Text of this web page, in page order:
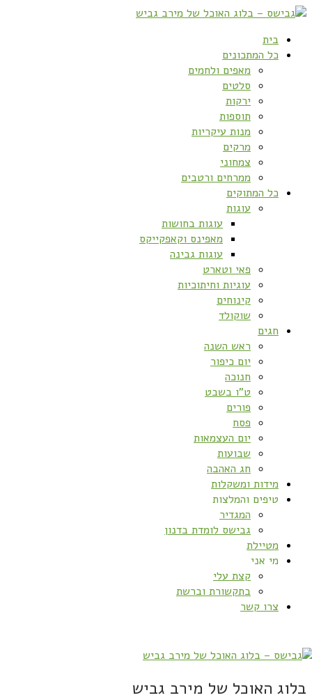
בית
כל המתכונים
מאפים ולחמים
סלטים
ירקות
תוספות
מנות עיקריות
מרקים
צמחוני
ממרחים ורטבים
כל המתוקים
עוגות
עוגות בחושות
מאפינס וקאפקייקס
עוגות גבינה
פאי וטארט
עוגיות וחיתוכיות
קינוחים
שוקולד
חגים
ראש השנה
יום כיפור
חנוכה
ט”ו בשבט
פורים
פסח
יום העצמאות
שבועות
חג האהבה
מידות ומשקלות
טיפים והמלצות
המגדיר
גבישס לומדת בדנון
מטיילת
מי אני
קצת עלי
בתקשורת וברשת
צרו קשר
בלוג האוכל של מירב גביש